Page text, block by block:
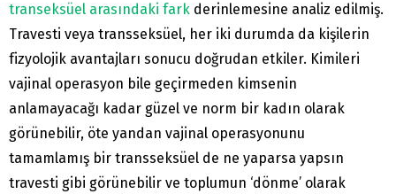
transeksüel arasındaki fark derinlemesine analiz edilmiş.
Travesti veya transseksüel, her iki durumda da kişilerin
fizyolojik avantajları sonucu doğrudan etkiler. Kimileri
vajinal operasyon bile geçirmeden kimsenin
anlamayacağı kadar güzel ve norm bir kadın olarak
görünebilir, öte yandan vajinal operasyonunu
tamamlamış bir transseksüel de ne yaparsa yapsın
travesti gibi görünebilir ve toplumun ‘dönme’ olarak